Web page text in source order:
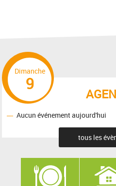
Dimanche
9
Aucun événement aujourd'hui
tous les